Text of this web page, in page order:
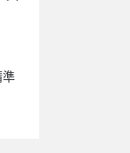
準